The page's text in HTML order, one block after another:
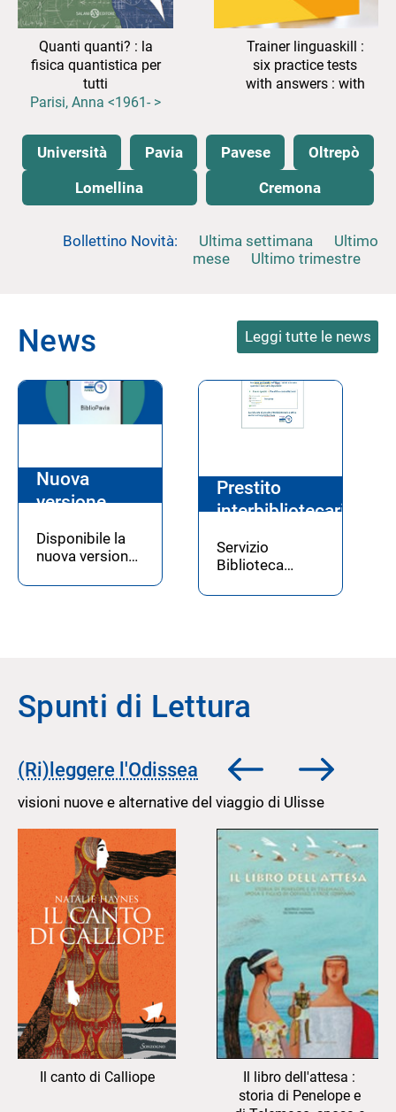
Quanti quanti? : la
fisica quantistica per
tutti
Parisi, Anna <1961- >
Trainer linguaskill :
six practice tests
with answers : with
Università Pavia Pavese
Oltrepò
Lomellina
Cremona
Bollettino Novità: Ultima settimana
Ultimo
mese
Ultimo trimestre
News Leggi tutte le news
Nuova
versione
BiblioPavia
Disponibile la
nuova versione
Catalogo Unico
Prestito
interbibliotecario
Servizio
Biblioteca
Prestito
Spunti di Lettura
(Ri)leggere l'Odissea
visioni nuove e alternative del viaggio di Ulisse
indietro
la
vetrina
Il canto di Calliope
Il libro dell'attesa :
storia di Penelope e
in
avanti
la